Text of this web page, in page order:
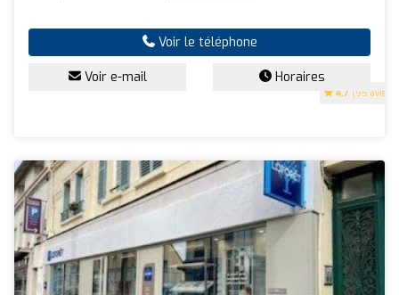
4.7 (95 avis)
Voir le téléphone
Voir e-mail Horaires